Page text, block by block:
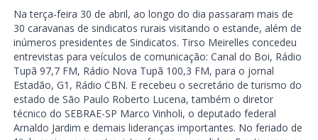
Na terça-feira 30 de abril, ao longo do dia passaram mais de
30 caravanas de sindicatos rurais visitando o estande, além de
inúmeros presidentes de Sindicatos. Tirso Meirelles concedeu
entrevistas para veículos de comunicação: Canal do Boi, Rádio
Tupã 97,7 FM, Rádio Nova Tupã 100,3 FM, para o jornal
Estadão, G1, Rádio CBN. E recebeu o secretário de turismo do
estado de São Paulo Roberto Lucena, também o diretor
técnico do SEBRAE-SP Marco Vinholi, o deputado federal
Arnaldo Jardim e demais lideranças importantes. No feriado de